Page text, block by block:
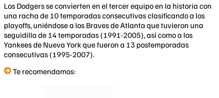
Los Dodgers se convierten en el tercer equipo en la historia con
una racha de 10 temporadas consecutivas clasificando a los
playoffs, uniéndose a los Braves de Atlanta que tuvieron una
seguidilla de 14 temporadas (1991-2005), así como a los
Yankees de Nueva York que fueron a 13 postemporadas
consecutivas (1995-2007).
Te recomendamos: